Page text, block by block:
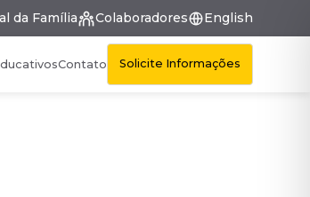
da Família Colaboradores English
Contato Solicite Informações